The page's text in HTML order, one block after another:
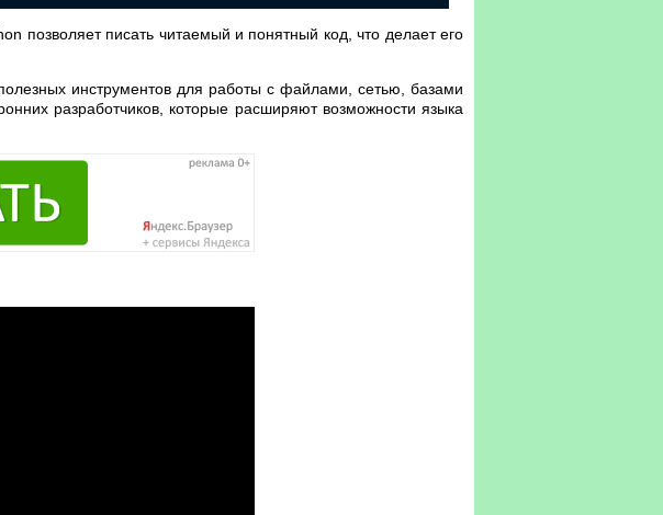
позволяет писать читаемый и понятный код, что делает его
инструментов для работы с файлами, сетью, базами
разработчиков, которые расширяют возможности языка